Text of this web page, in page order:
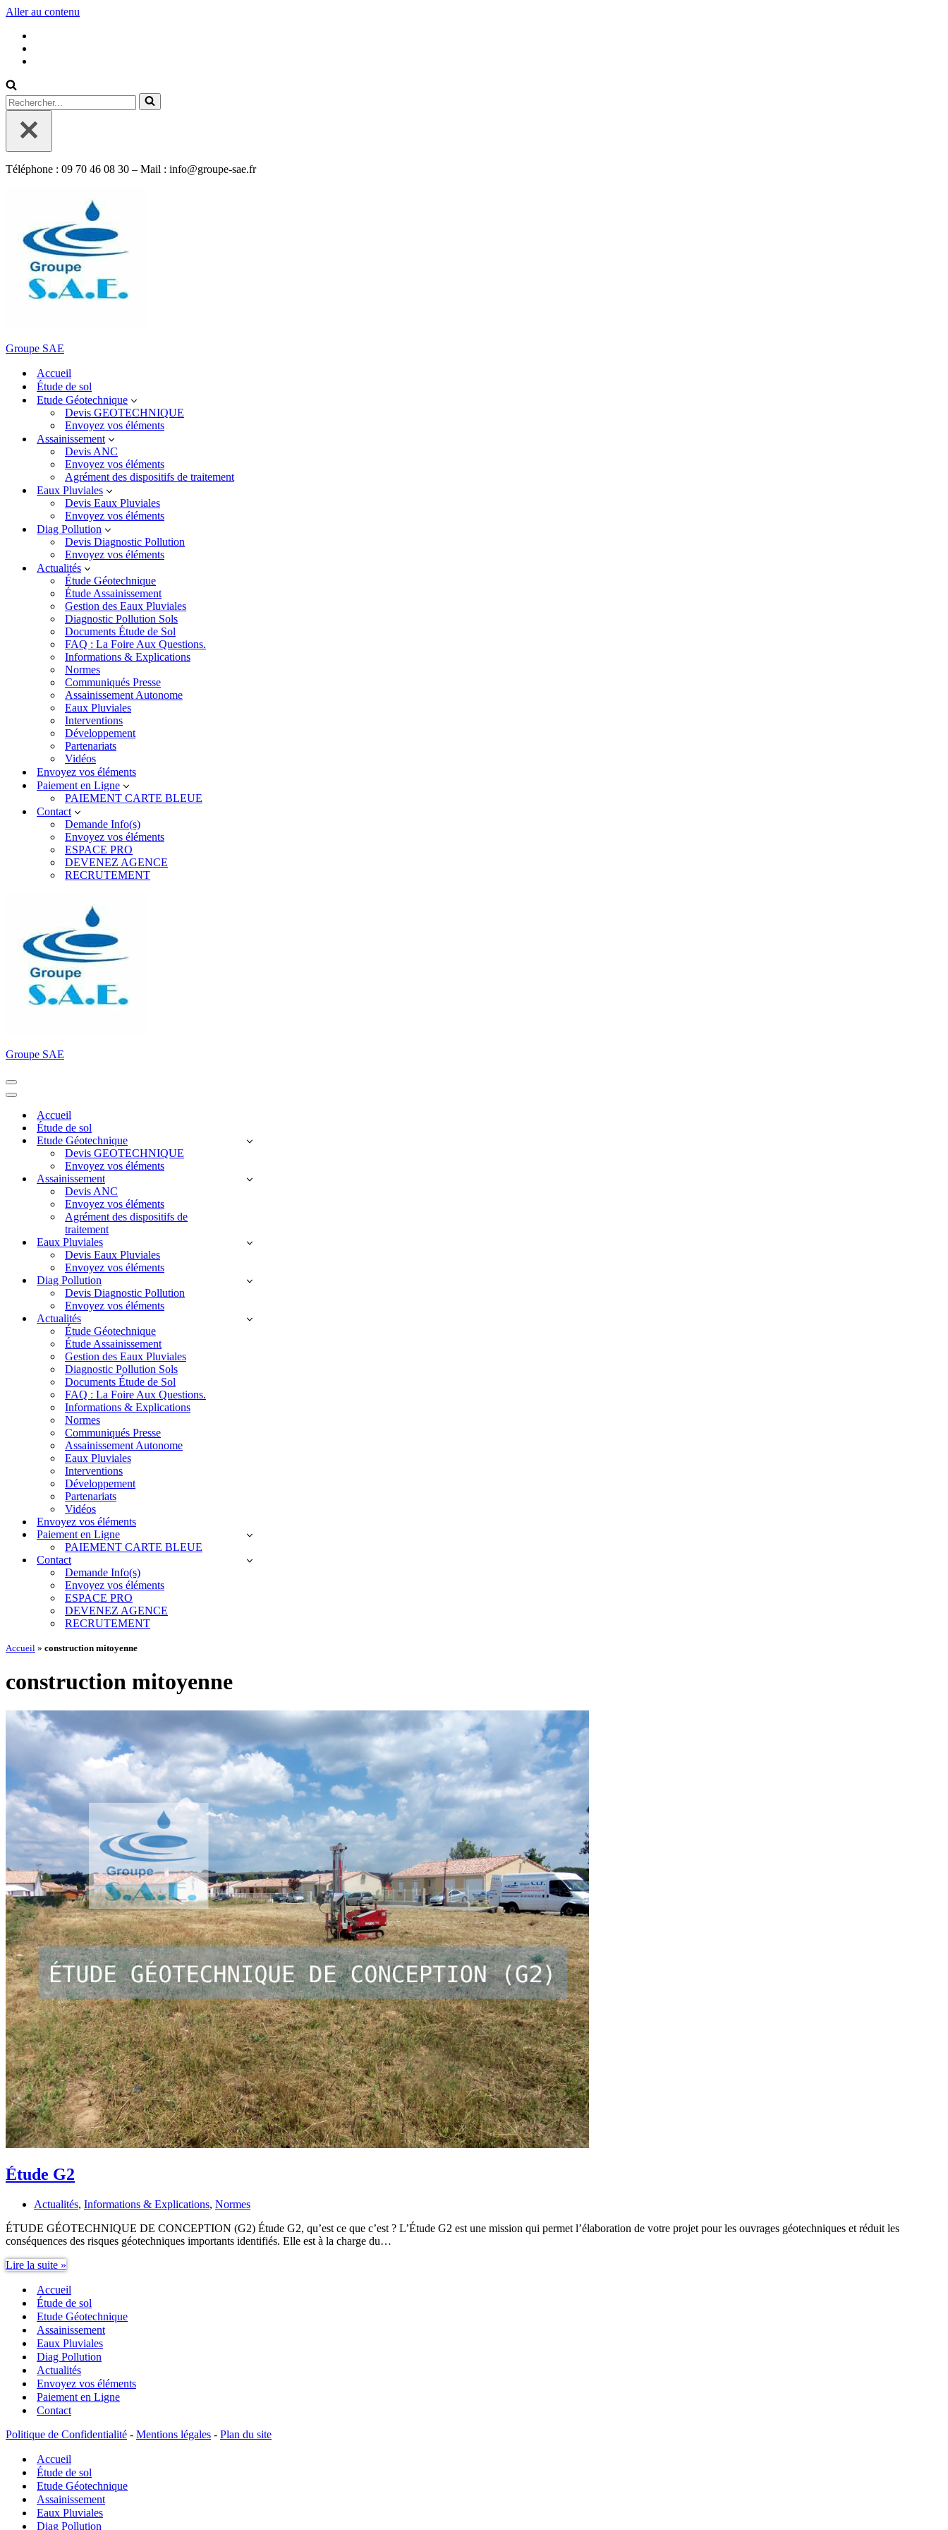
Aller au contenu
Rechercher...
Téléphone : 09 70 46 08 30 – Mail : info@groupe-sae.fr
Groupe SAE
Accueil
Étude de sol
Etude Géotechnique
Devis GEOTECHNIQUE
Envoyez vos éléments
Assainissement
Devis ANC
Envoyez vos éléments
Agrément des dispositifs de traitement
Eaux Pluviales
Devis Eaux Pluviales
Envoyez vos éléments
Diag Pollution
Devis Diagnostic Pollution
Envoyez vos éléments
Actualités
Étude Géotechnique
Étude Assainissement
Gestion des Eaux Pluviales
Diagnostic Pollution Sols
Documents Étude de Sol
FAQ : La Foire Aux Questions.
Informations & Explications
Normes
Communiqués Presse
Assainissement Autonome
Eaux Pluviales
Interventions
Développement
Partenariats
Vidéos
Envoyez vos éléments
Paiement en Ligne
PAIEMENT CARTE BLEUE
Contact
Demande Info(s)
Envoyez vos éléments
ESPACE PRO
DEVENEZ AGENCE
RECRUTEMENT
Groupe SAE
Menu
de
Menu
navigationAccueil
Étude de sol
Etude Géotechnique
Devis GEOTECHNIQUE
Envoyez vos éléments
Assainissement
Devis ANC
Envoyez vos éléments
Agrément des dispositifs de
traitement
Eaux Pluviales
Devis Eaux Pluviales
Envoyez vos éléments
Diag Pollution
Devis Diagnostic Pollution
Envoyez vos éléments
Actualités
Étude Géotechnique
Étude Assainissement
Gestion des Eaux Pluviales
Diagnostic Pollution Sols
Documents Étude de Sol
FAQ : La Foire Aux Questions.
Informations & Explications
Normes
Communiqués Presse
Assainissement Autonome
Eaux Pluviales
Interventions
Développement
Partenariats
Vidéos
Envoyez vos éléments
Paiement en Ligne
PAIEMENT CARTE BLEUE
Contact
Demande Info(s)
Envoyez vos éléments
ESPACE PRO
DEVENEZ AGENCE
RECRUTEMENT
Accueil » construction mitoyenne
construction mitoyenne
Étude G2
Actualités, Informations & Explications, Normes
ÉTUDE GÉOTECHNIQUE DE CONCEPTION (G2) Étude G2, qu’est ce que c’est ? L’Étude G2 est une mission qui permet l’élaboration de votre projet pour les ouvrages géotechniques et réduit les
conséquences des risques géotechniques importants identifiés. Elle est à la charge du…
Lire la suite »
Accueil
Étude de sol
Etude Géotechnique
Assainissement
Eaux Pluviales
Diag Pollution
Actualités
Envoyez vos éléments
Paiement en Ligne
Contact
Politique de Confidentialité - Mentions légales - Plan du site
Accueil
Étude de sol
Etude Géotechnique
Assainissement
Eaux Pluviales
Diag Pollution